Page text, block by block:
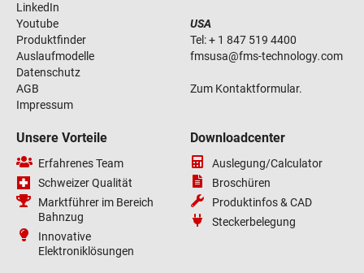
LinkedIn
Youtube
Produktfinder
Auslaufmodelle
Datenschutz
AGB
Impressum
USA
Tel:+ 1 847 519 4400
fmsusa@fms-technology.com
Zum Kontaktformular.
Unsere Vorteile
Erfahrenes Team
Schweizer Qualität
Marktführer im Bereich
Bahnzug
Innovative
Elektroniklösungen
Downloadcenter
Auslegung/Calculator
Broschüren
Produktinfos & CAD
Steckerbelegung